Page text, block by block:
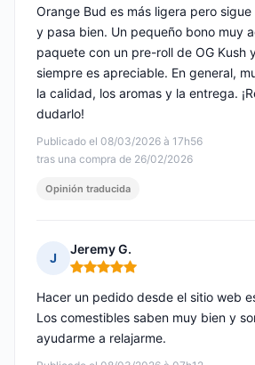
Publicado el 08/03/2026 à 17h56
tras una compra de 26/02/2026
Orange Bud es más ligera pero
y pasa bien. Un pequeño bono muy
paquete con un pre-roll de OG Kush
siempre es apreciable. En general,
la calidad, los aromas y la entrega.
dudarlo!
Opinión traducida
J
Jeremy G.
Nota: 5 de 5
Hacer un pedido desde el sitio web
Los comestibles saben muy bien y
ayudarme a relajarme.